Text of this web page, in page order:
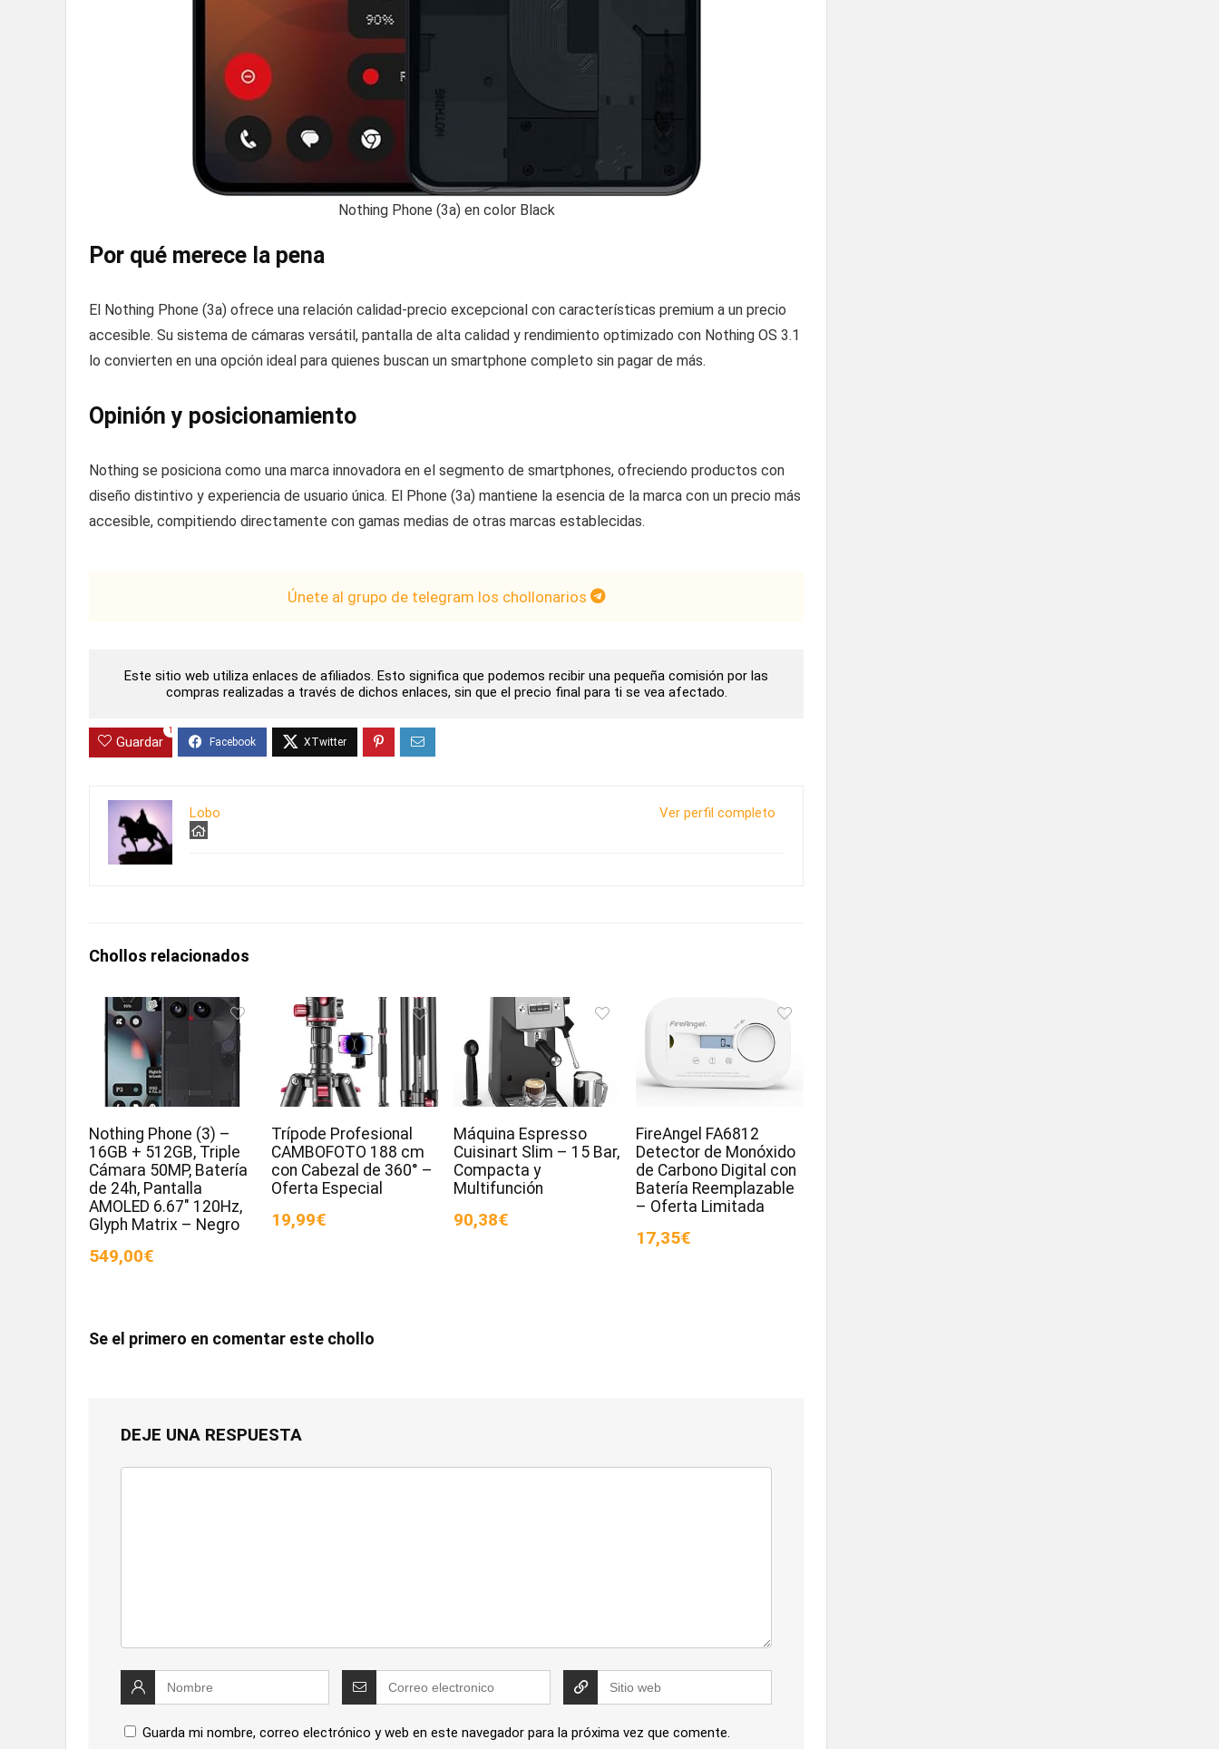
Nothing Phone (3a) en color Black
Por qué merece la pena
El Nothing Phone (3a) ofrece una relación calidad-precio excepcional con características premium a un precio
accesible. Su sistema de cámaras versátil, pantalla de alta calidad y rendimiento optimizado con Nothing OS 3.1
lo convierten en una opción ideal para quienes buscan un smartphone completo sin pagar de más.
Opinión y posicionamiento
Nothing se posiciona como una marca innovadora en el segmento de smartphones, ofreciendo productos con
diseño distintivo y experiencia de usuario única. El Phone (3a) mantiene la esencia de la marca con un precio más
accesible, compitiendo directamente con gamas medias de otras marcas establecidas.
Únete al grupo de telegram los chollonarios
Este sitio web utiliza enlaces de afiliados. Esto significa que podemos recibir una pequeña comisión por las
compras realizadas a través de dichos enlaces, sin que el precio final para ti se vea afectado.
Guardar
1
Ver perfil completo
Lobo
Chollos relacionados
Nothing Phone (3) –
16GB + 512GB, Triple
Cámara 50MP, Batería
de 24h, Pantalla
AMOLED 6.67″ 120Hz,
Glyph Matrix – Negro
549,00€
Trípode Profesional
CAMBOFOTO 188 cm
con Cabezal de 360° –
Oferta Especial
19,99€
Máquina Espresso
Cuisinart Slim – 15 Bar,
Compacta y
Multifunción
90,38€
FireAngel FA6812
Detector de Monóxido
de Carbono Digital con
Batería Reemplazable
– Oferta Limitada
17,35€
Se el primero en comentar este chollo
DEJE UNA RESPUESTA
Guarda mi nombre, correo electrónico y web en este navegador para la próxima vez que comente.